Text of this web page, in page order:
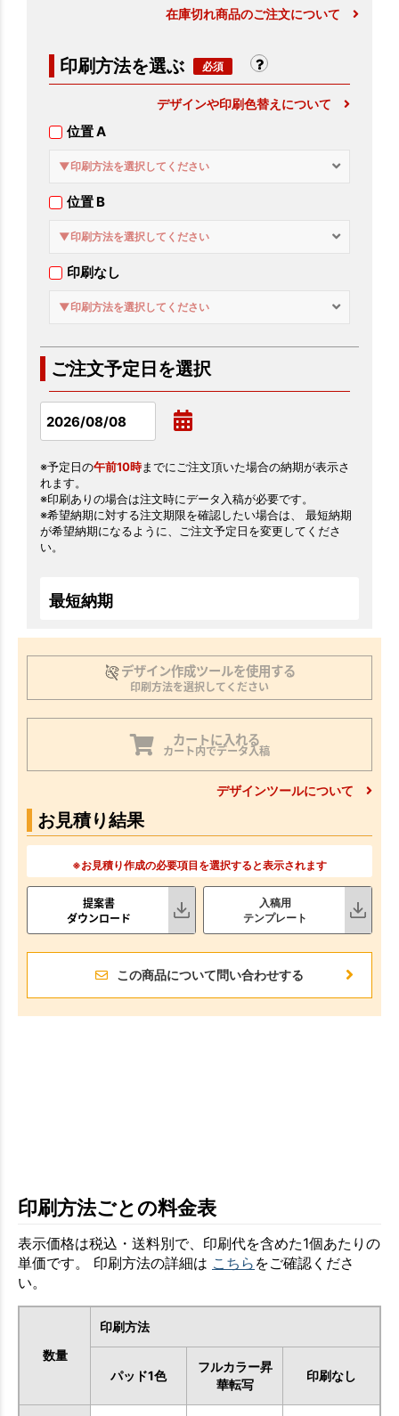
在庫切れ商品のご注文について
印刷方法を選ぶ
デザインや印刷色替えについて
位置 A
▼印刷方法を選択してください
位置 B
▼印刷方法を選択してください
印刷なし
▼印刷方法を選択してください
ご注文予定日を選択
※予定日の午前10時までにご注文頂いた場合の納期が表示さ
れます。
※印刷ありの場合は注文時にデータ入稿が必要です。
※希望納期に対する注文期限を確認したい場合は、 最短納期
が希望納期になるように、ご注文予定日を変更してくださ
い。
最短納期
デザイン作成ツールを使用する
印刷方法を選択してください
カートに入れる
カート内でデータ入稿
デザインツールについて
お見積り結果
※お見積り作成の必要項目を選択すると表示されます
提案書
ダウンロード
入稿用
テンプレート
この商品について問い合わせする
印刷方法ごとの料金表
表示価格は税込・送料別で、印刷代を含めた1個あたりの
単価です。 印刷方法の詳細は こちら をご確認くださ
い。
数量
印刷方法
パッド1色
フルカラー昇
華転写
印刷なし